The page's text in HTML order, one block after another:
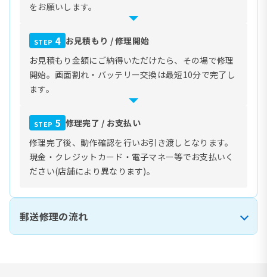
をお願いします。
STEP 4 お見積もり / 修理開始
お見積もり金額にご納得いただけたら、その場で修理
開始。画面割れ・バッテリー交換は最短10分で完了し
ます。
STEP 5 修理完了 / お支払い
修理完了後、動作確認を行いお引き渡しとなります。
現金・クレジットカード・電子マネー等でお支払いく
ださい(店舗により異なります)。
郵送修理の流れ